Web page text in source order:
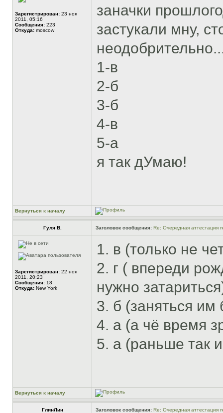
Зарегистрирован: 23 ноя
2011, 05:16
Сообщения: 223
Откуда: moscow
заначки
застукали мну,
1-в
2-б
3-б
4-в
5-а
я так дУмаю!
Вернуться к началу
Гуля В. Заголовок сообщения: Re: Очередная аттестация
Зарегистрирован: 22 ноя
2011, 20:23
Сообщения: 18
Откуда: New York
1. в (только не
2. г ( впереди
нужно
3. б (заняться им
4. а (а чё время
5. а (раньше так
Вернуться к началу
ГлинЛин Заголовок сообщения: Re: Очередная аттестация